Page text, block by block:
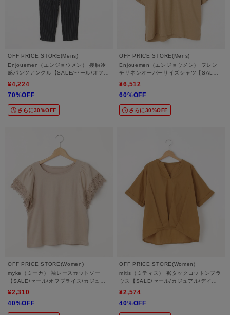
OFF PRICE STORE(Mens)
Enjouemen（エンジョウメン） 接触冷
感パンツアンクル【SALE/セール/オフプ
¥4,224
70%OFF
さらに30%OFF
OFF PRICE STORE(Mens)
Enjouemen（エンジョウメン） フレン
チリネンオーバーサイズシャツ【SALE/
ー/トレンド/ルーズシルエット/ゆった
り】
¥6,512
60%OFF
さらに30%OFF
OFF PRICE STORE(Women)
myke（ミーカ） 袖レースカットソー
【SALE/セール/オフプライス/カジュア
ル/デイリー/トレンド】
¥2,310
40%OFF
OFF PRICE STORE(Women)
mitis（ミティス） 裾タックコットンブラ
ウス【SALE/セール/カジュアル/デイリ
ー/トレンド/ゆったり/体型カバー】
¥2,574
40%OFF